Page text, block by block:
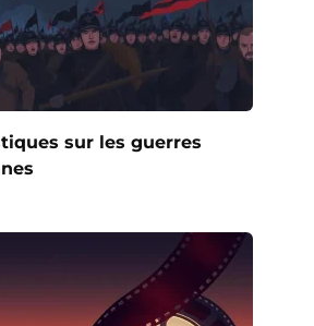
sur les guerres